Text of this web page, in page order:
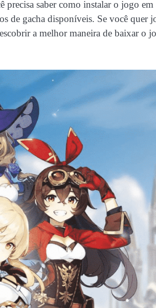
precisa saber como instalar o jogo em
de gacha disponíveis. Se você quer
a melhor maneira de baixar o